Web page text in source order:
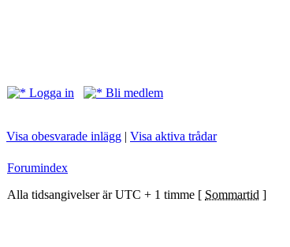
Logga in
Bli medlem
Visa obesvarade inlägg | Visa aktiva trådar
Forumindex
Alla tidsangivelser är UTC + 1 timme [ Sommartid ]